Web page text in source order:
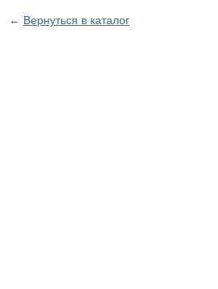
← Вернуться в каталог